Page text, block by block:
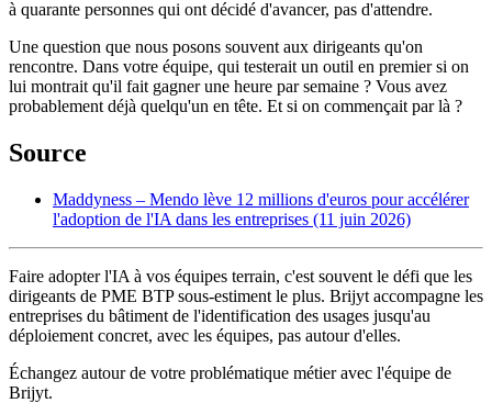
à quarante personnes qui ont décidé d'avancer, pas d'attendre.
Une question que nous posons souvent aux dirigeants qu'on
rencontre. Dans votre équipe, qui testerait un outil en premier si on
lui montrait qu'il fait gagner une heure par semaine ? Vous avez
probablement déjà quelqu'un en tête. Et si on commençait par là ?
Source
Maddyness – Mendo lève 12 millions d'euros pour accélérer
l'adoption de l'IA dans les entreprises (11 juin 2026)
Faire adopter l'IA à vos équipes terrain, c'est souvent le défi que les
dirigeants de PME BTP sous-estiment le plus. Brijyt accompagne les
entreprises du bâtiment de l'identification des usages jusqu'au
déploiement concret, avec les équipes, pas autour d'elles.
Échangez autour de votre problématique métier avec l'équipe de
Brijyt.